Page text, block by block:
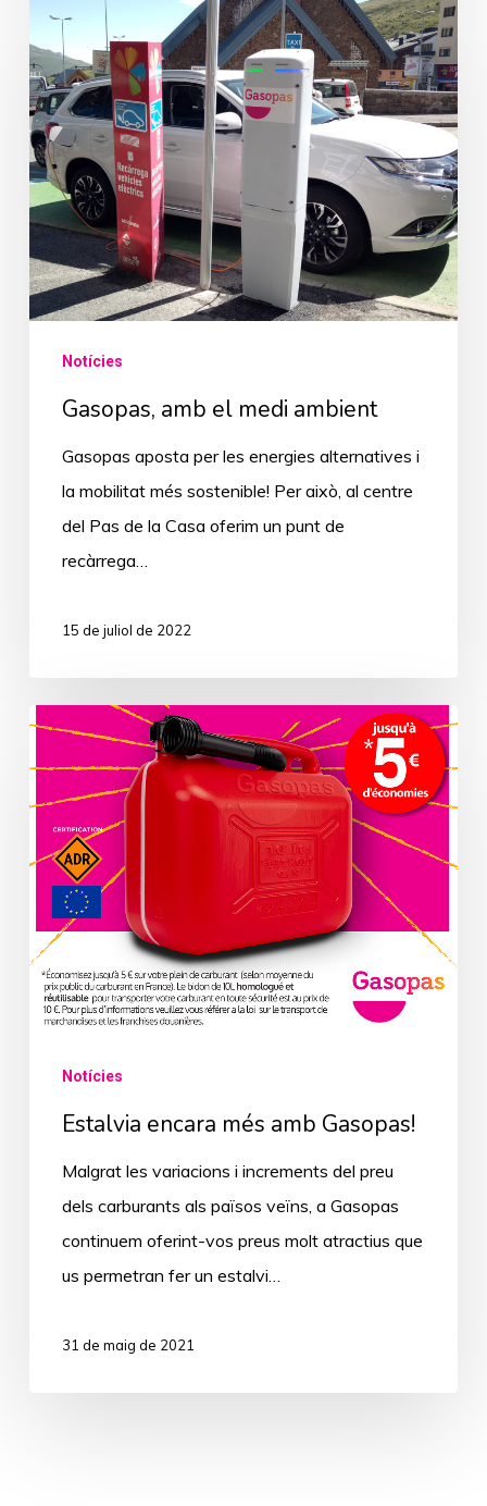
amb
el
medi
ambient
Notícies
Gasopas, amb el medi ambient
Gasopas aposta per les energies alternatives i
la mobilitat més sostenible! Per això, al centre
del Pas de la Casa oferim un punt de
recàrrega…
15 de juliol de 2022
Estalvia
amb
Gasopas!
Notícies
Estalvia encara més amb Gasopas!
Malgrat les variacions i increments del preu
dels carburants als països veïns, a Gasopas
continuem oferint-vos preus molt atractius que
us permetran fer un estalvi…
31 de maig de 2021